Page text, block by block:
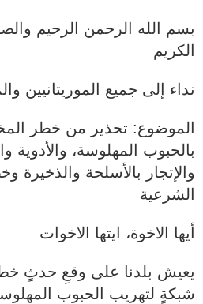
بسم الله الرحمن الرحيم
الكريم
نداء إلى جميع الموريتانيين
الموضوع: تحذير من خطر
بالحبوب المهلوسة، والأدوية
والإتجار بالأسلحة والذخيرة
الشرعية
أيها الاخوة، ايتها الاخوات
يعيش بلدنا على وقعِ حدثٍ
شبكةٍ لتهريب الحبوب